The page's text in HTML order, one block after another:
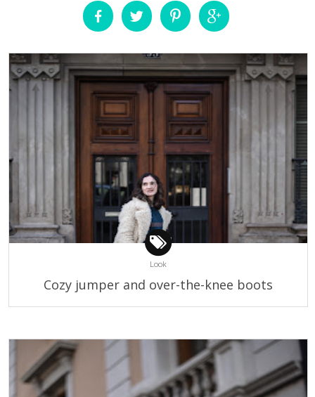
Look
Cozy jumper and over-the-knee boots